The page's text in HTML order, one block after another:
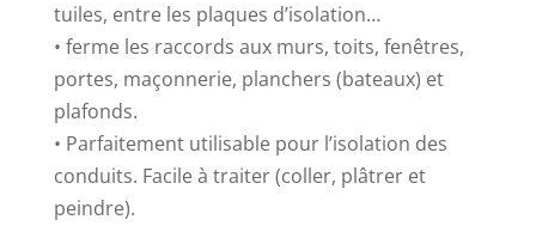
tuiles, entre les plaques d’isolation…
• ferme les raccords aux murs, toits, fenêtres,
portes, maçonnerie, planchers (bateaux) et
plafonds.
• Parfaitement utilisable pour l’isolation des
conduits. Facile à traiter (coller, plâtrer et
peindre).